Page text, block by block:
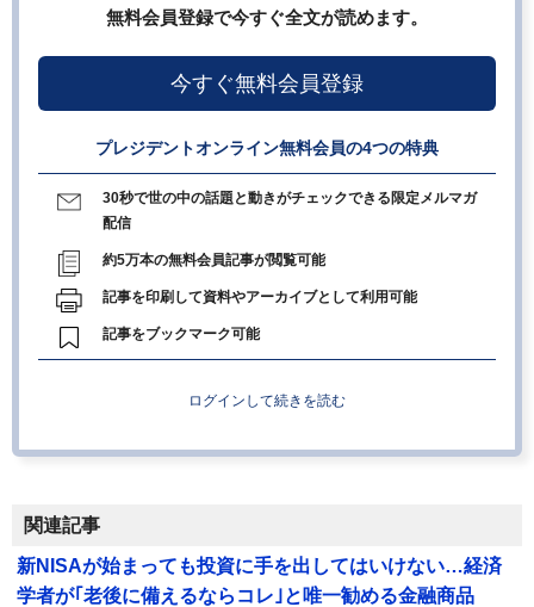
無料会員登録で今すぐ全文が読めます。
今すぐ無料会員登録
プレジデントオンライン無料会員の4つの特典
30秒で世の中の話題と動きがチェックできる限定メルマガ
配信
約5万本の無料会員記事が閲覧可能
記事を印刷して資料やアーカイブとして利用可能
記事をブックマーク可能
ログインして続きを読む
関連記事
新NISAが始まっても投資に手を出してはいけない…経済
学者が｢老後に備えるならコレ｣と唯一勧める金融商品